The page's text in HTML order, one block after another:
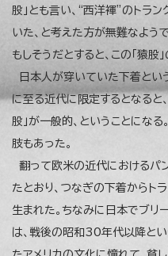
股」とも言い、“西洋褌”のトラ
いた、と考えた方が無難なよう
もしそうだとすると、この「猿股
日本人が穿いていた下着とい
に至る近代に限定するとなると、
股」が一般的、ということになる
肢もあった。
翻って欧米の近代におけるパ
たとおり、つなぎの下着からト
生まれた。ちなみに日本でブリ
は、戦後の昭和30年代以降と